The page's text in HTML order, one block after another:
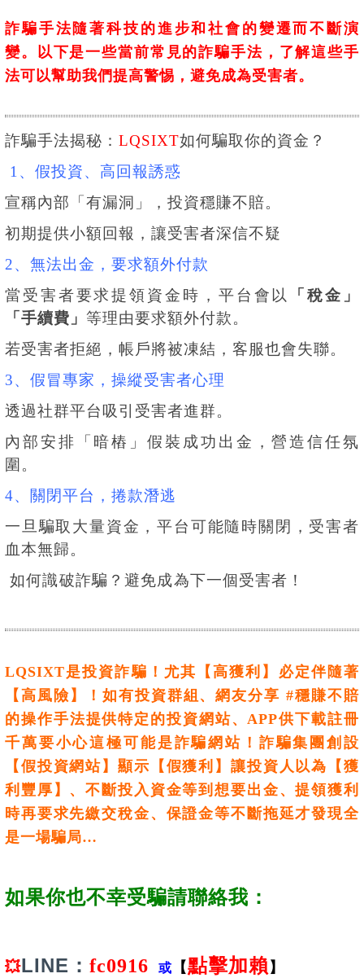
詐騙手法隨著科技的進步和社會的變遷而不斷演
變。以下是一些當前常見的詐騙手法，了解這些手
法可以幫助我們提高警惕，避免成為受害者。
詐騙手法揭秘： LQSIXT如何騙取你的資金？
1、假投資、高回報誘惑
宣稱內部「有漏洞」，投資穩賺不賠。
初期提供小額回報，讓受害者深信不疑
2、無法出金，要求額外付款
當受害者要求提領資金時，平台會以
「稅金」
「手續費」 等理由要求額外付款。
若受害者拒絕，帳戶將被凍結，客服也會失聯。
3、假冒專家，操縱受害者心理
透過社群平台吸引受害者進群。
內部安排「暗樁」假裝成功出金，營造信任氛
圍。
4、關閉平台，捲款潛逃
一旦騙取大量資金，平台可能隨時關閉，受害者
血本無歸。
如何識破詐騙？避免成為下一個受害者！
LQSIXT是投資詐騙！尤其【高獲利】必定伴隨著
【高風險】！如有投資群組、網友分享 #穩賺不賠
的操作手法提供特定的投資網站、APP供下載註冊
千萬要小心這極可能是詐騙網站！詐騙集團創設
【假投資網站】顯示【假獲利】讓投資人以為【獲
利豐厚】、不斷投入資金等到想要出金、提領獲利
時再要求先繳交稅金、保證金等不斷拖延才發現全
是一場騙局…
如果你也不幸受騙請聯絡我：
💥LINE： fc0916 或 【點擊加賴 】